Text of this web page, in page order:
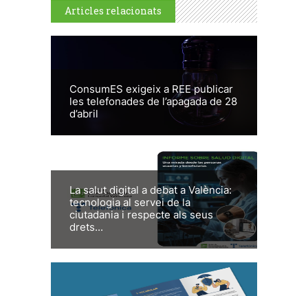
Articles relacionats
ConsumES exigeix a REE publicar
les telefonades de l’apagada de 28
d’abril
La salut digital a debat a València:
tecnologia al servei de la
ciutadania i respecte als seus
drets...